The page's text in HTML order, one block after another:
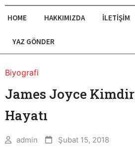
HOME HAKKIMIZDA İLETIŞIM
YAZ GÖNDER
Biyografi
James Joyce
Hayatı
admin Şubat 15, 2018